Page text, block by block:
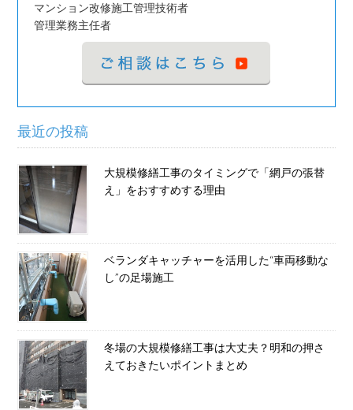
マンション改修施工管理技術者
管理業務主任者
最近の投稿
大規模修繕工事のタイミングで「網戸の張替
え」をおすすめする理由
ベランダキャッチャーを活用した“車両移動な
し”の足場施工
冬場の大規模修繕工事は大丈夫？明和の押さ
えておきたいポイントまとめ